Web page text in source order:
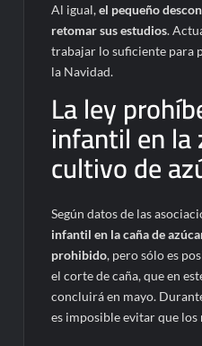
Al igual,el pequeño
retomar sus estudios.
trabajar lo suficiente para
la Navidad.
La ley
infantil en la
cultivo de
Según datos de las
infantil en la caña de
prohibido, pero sólo es
el corte de caña, que en
concluirá en mayo.
es imposible evitar que